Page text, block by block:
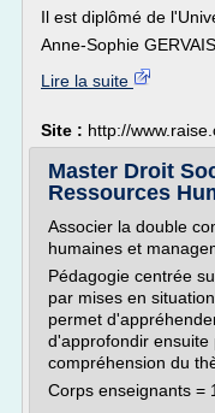
Il est diplômé de
Anne-Sophie
Lire la suite
Site : http://
Master Droit
Ressources
Associer la double
humaines et
Pédagogie centrée
par mises en
permet
d'approfondir ensuite
compréhension du
Corps enseignants =